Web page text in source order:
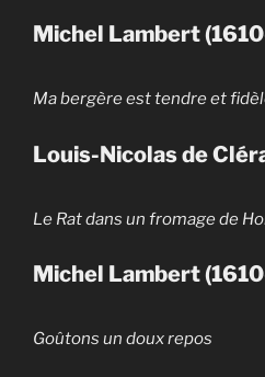
Michel Lambert
Ma bergère est tendre et
Louis-Nicolas de
Le Rat dans un fromage de
Michel Lambert
Goûtons un doux repos